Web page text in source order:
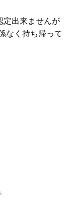
定出来ませんが
なく持ち帰って